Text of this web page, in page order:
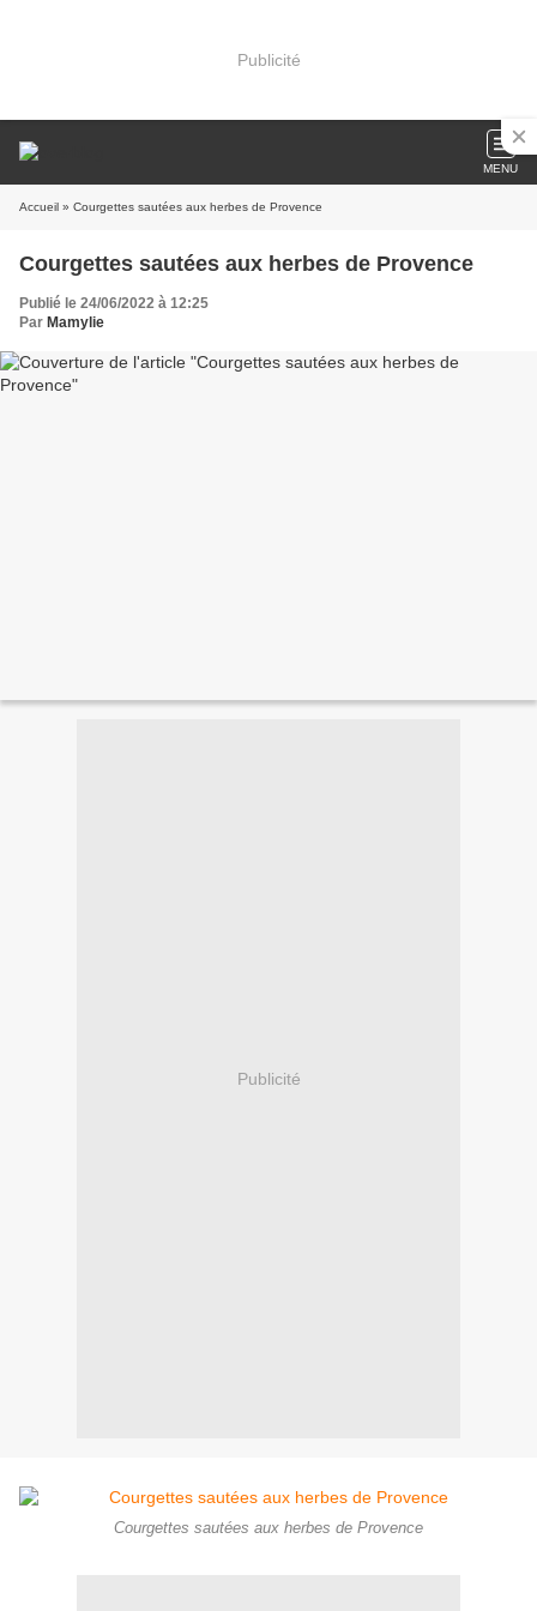
Publicité
MENU
Accueil » Courgettes sautées aux herbes de Provence
Courgettes sautées aux herbes de Provence
Publié le 24/06/2022 à 12:25
Par Mamylie
Publicité
Courgettes sautées aux herbes de Provence